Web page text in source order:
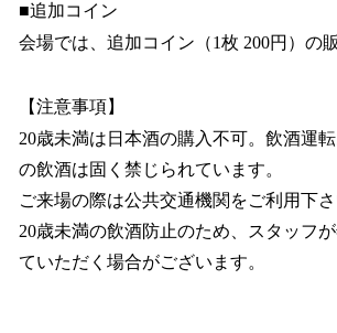
■追加コイン
会場では、追加コイン（1枚 200円）の
【注意事項】
20歳未満は日本酒の購入不可。飲酒運
の飲酒は固く禁じられています。
ご来場の際は公共交通機関をご利用下さ
20歳未満の飲酒防止のため、スタッフ
ていただく場合がございます。